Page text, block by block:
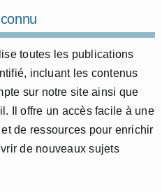
toutes les publications
incluant les contenus
sur notre site ainsi que
Il offre un accès facile à une
de ressources pour enrichir
de nouveaux sujets